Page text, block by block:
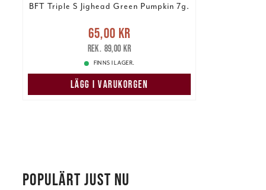
BFT Triple S Jighead Green Pumpkin 7g.
Nuvarande pris
Tidigare pris
65,00 kr
89,00 kr
FINNS I LAGER.
LÄGG I VARUKORGEN
POPULÄRT JUST NU